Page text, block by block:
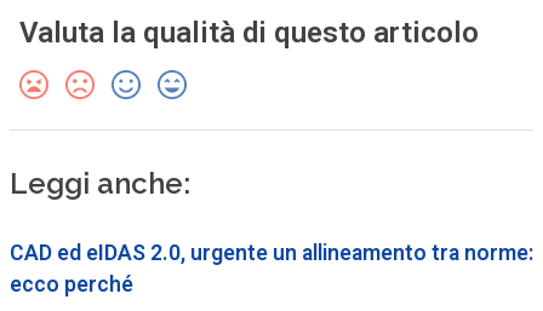
Valuta la qualità di questo articolo
Leggi anche:
CAD ed eIDAS 2.0, urgente un allineamento tra norme:
ecco perché